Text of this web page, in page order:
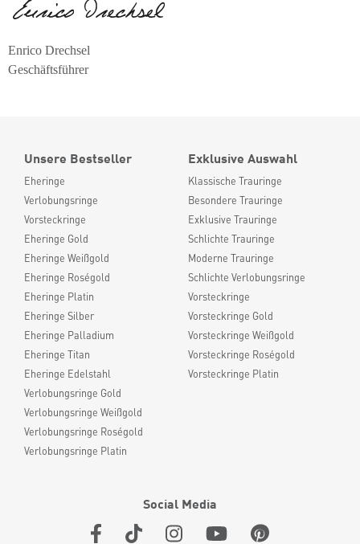
Enrico Drechsel
Geschäftsführer
Unsere Bestseller
Eheringe
Verlobungsringe
Vorsteckringe
Eheringe Gold
Eheringe Weißgold
Eheringe Roségold
Eheringe Platin
Eheringe Silber
Eheringe Palladium
Eheringe Titan
Eheringe Edelstahl
Verlobungsringe Gold
Verlobungsringe Weißgold
Verlobungsringe Roségold
Verlobungsringe Platin
Exklusive Auswahl
Klassische Trauringe
Besondere Trauringe
Exklusive Trauringe
Schlichte Trauringe
Moderne Trauringe
Schlichte Verlobungsringe
Vorsteckringe
Vorsteckringe Gold
Vorsteckringe Weißgold
Vorsteckringe Roségold
Vorsteckringe Platin
Social Media